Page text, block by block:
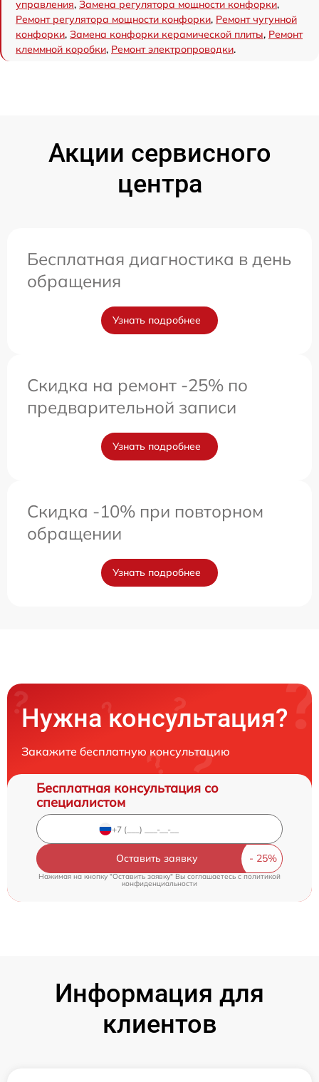
управления, Замена регулятора мощности конфорки,
Ремонт регулятора мощности конфорки, Ремонт чугунной
конфорки, Замена конфорки керамической плиты, Ремонт
клеммной коробки, Ремонт электропроводки.
Акции сервисного
центра
Бесплатная диагностика в день
обращения
Узнать подробнее
Скидка на ремонт -25% по
предварительной записи
Узнать подробнее
Скидка -10% при повторном
обращении
Узнать подробнее
Нужна консультация?
Закажите бесплатную консультацию
Бесплатная консультация со
специалистом
Оставить заявку
Нажимая на кнопку "Оставить заявку" Вы соглашаетесь cполитикой
конфиденциальности
Информация для
клиентов